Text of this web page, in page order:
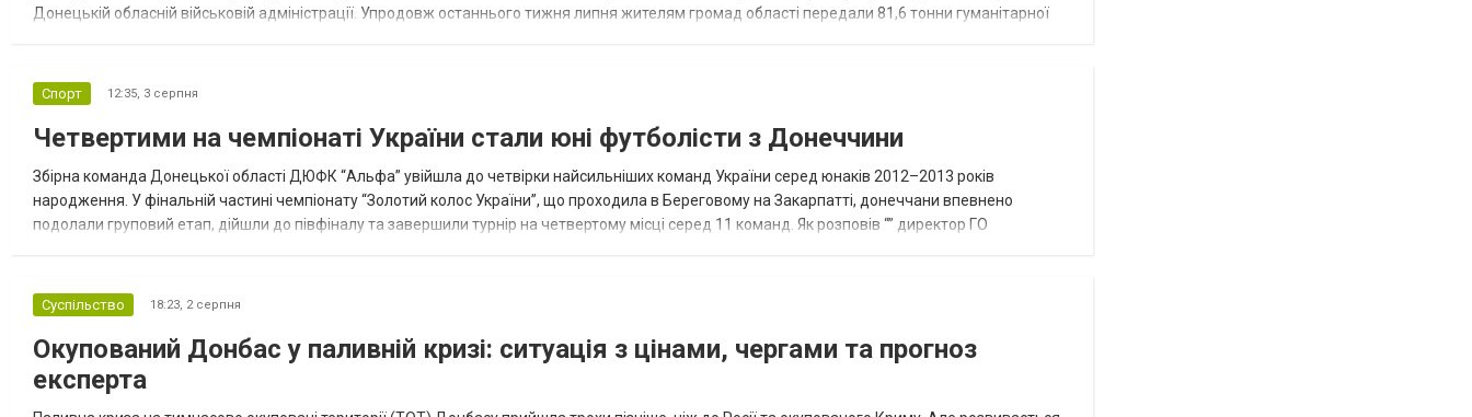
Донецькій обласній військовій адміністрації. Упродовж останнього тижня липня жителям громад області передали 81,6 тонни гуманітарної
Спорт 12:35, 3 серпня
Четвертими на чемпіонаті України стали юні футболісти з Донеччини
Збірна команда Донецької області ДЮФК “Альфа” увійшла до четвірки найсильніших команд України серед юнаків 2012–2013 років
народження. У фінальній частині чемпіонату “Золотий колос України”, що проходила в Береговому на Закарпатті, донеччани впевнено
подолали груповий етап, дійшли до півфіналу та завершили турнір на четвертому місці серед 11 команд. Як розповів “” директор ГО
Суспільство 18:23, 2 серпня
Окупований Донбас у паливній кризі: ситуація з цінами, чергами та прогноз
експерта